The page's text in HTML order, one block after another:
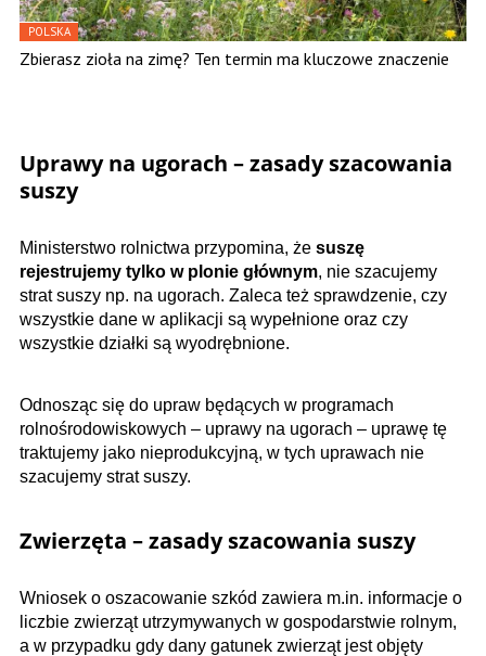
POLSKA
Zbierasz zioła na zimę? Ten termin ma kluczowe znaczenie
Uprawy na ugorach – zasady szacowania
suszy
Ministerstwo rolnictwa przypomina, że suszę
rejestrujemy tylko w plonie głównym, nie szacujemy
strat suszy np. na ugorach. Zaleca też sprawdzenie, czy
wszystkie dane w aplikacji są wypełnione oraz czy
wszystkie działki są wyodrębnione.
Odnosząc się do upraw będących w programach
rolnośrodowiskowych – uprawy na ugorach – uprawę tę
traktujemy jako nieprodukcyjną, w tych uprawach nie
szacujemy strat suszy.
Zwierzęta – zasady szacowania suszy
Wniosek o oszacowanie szkód zawiera m.in. informacje o
liczbie zwierząt utrzymywanych w gospodarstwie rolnym,
a w przypadku gdy dany gatunek zwierząt jest objęty